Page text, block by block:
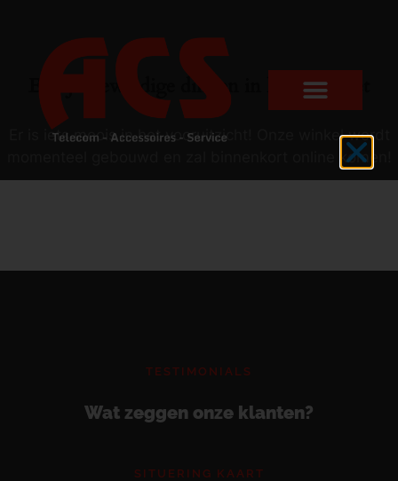
Er zijn geweldige dingen in het verschiet
Er is iets moois in het vooruitzicht! Onze winkel wordt
momenteel gebouwd en zal binnenkort online komen!
TESTIMONIALS
Wat zeggen onze klanten?
SITUERING KAART